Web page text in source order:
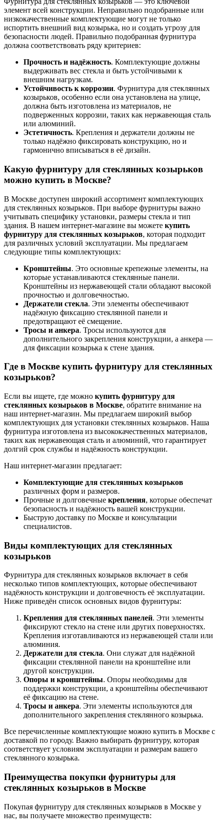
элемент всей конструкции. Неправильно подобранные или
низкокачественные комплектующие могут не только
испортить внешний вид козырька, но и создать угрозу для
безопасности людей. Правильно подобранная фурнитура
должна соответствовать ряду критериев:
Прочность и надёжность. Комплектующие должны
выдерживать вес стекла и быть устойчивыми к
внешним нагрузкам.
Устойчивость к коррозии. Фурнитура для стеклянных
козырьков, особенно если она установлена на улице,
должна быть изготовлена из материалов, не
подверженных коррозии, таких как нержавеющая сталь
или алюминий.
Эстетичность. Крепления и держатели должны не
только надёжно фиксировать конструкцию, но и
гармонично вписываться в её дизайн.
Какую фурнитуру для стеклянных козырьков
можно купить в Москве?
В Москве доступен широкий ассортимент комплектующих
для стеклянных козырьков. При выборе фурнитуры важно
учитывать специфику установки, размеры стекла и тип
здания. В нашем интернет-магазине вы можете купить
фурнитуру для стеклянных козырьков, которая подходит
для различных условий эксплуатации. Мы предлагаем
следующие типы комплектующих:
Кронштейны. Это основные крепежные элементы, на
которые устанавливаются стеклянные панели.
Кронштейны из нержавеющей стали обладают высокой
прочностью и долговечностью.
Держатели стекла. Эти элементы обеспечивают
надёжную фиксацию стеклянной панели и
предотвращают её смещение.
Тросы и анкера. Тросы используются для
дополнительного закрепления конструкции, а анкера —
для фиксации козырька к стене здания.
Где в Москве купить фурнитуру для стеклянных
козырьков?
Если вы ищете, где можно купить фурнитуру для
стеклянных козырьков в Москве, обратите внимание на
наш интернет-магазин. Мы предлагаем широкий выбор
комплектующих для установки стеклянных козырьков. Наша
фурнитура изготовлена из высококачественных материалов,
таких как нержавеющая сталь и алюминий, что гарантирует
долгий срок службы и надёжность конструкции.
Наш интернет-магазин предлагает:
Комплектующие для стеклянных козырьков
различных форм и размеров.
Прочные и долговечные крепления, которые обеспечат
безопасность и надёжность вашей конструкции.
Быструю доставку по Москве и консультации
специалистов.
Виды комплектующих для стеклянных
козырьков
Фурнитура для стеклянных козырьков включает в себя
несколько типов комплектующих, которые обеспечивают
надёжность конструкции и долговечность её эксплуатации.
Ниже приведён список основных видов фурнитуры:
Крепления для стеклянных панелей. Эти элементы
фиксируют стекло на стене или других поверхностях.
Крепления изготавливаются из нержавеющей стали или
алюминия.
Держатели для стекла. Они служат для надёжной
фиксации стеклянной панели на кронштейне или
другой конструкции.
Опоры и кронштейны. Опоры необходимы для
поддержки конструкции, а кронштейны обеспечивают
её фиксацию на стене.
Тросы и анкера. Эти элементы используются для
дополнительного закрепления стеклянного козырька.
Все перечисленные комплектующие можно купить в Москве с
доставкой по городу. Важно выбирать фурнитуру, которая
соответствует условиям эксплуатации и размерам вашего
стеклянного козырька.
Преимущества покупки фурнитуры для
стеклянных козырьков в Москве
Покупая фурнитуру для стеклянных козырьков в Москве у
нас, вы получаете множество преимуществ: